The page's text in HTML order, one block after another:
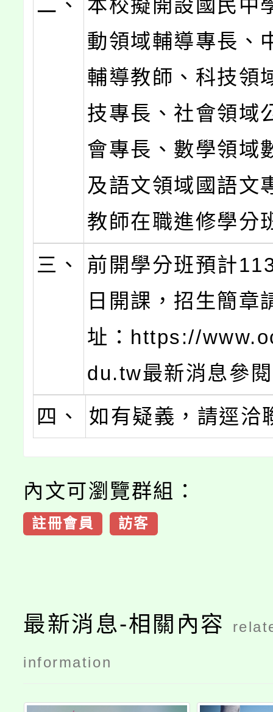
二、
本校擬開設國民中
動領域輔導專長、
輔導教師、科技領
技專長、社會領域
會專長、數學領域
及語文領域國語文
教師在職進修學分
三、
前開學分班預計
日開課，招生簡章
址：https://
du.tw最新消息參
四、
如有疑義，請逕洽
內文可瀏覽群組：
註冊會員 訪客
最新消息-相關內容
information